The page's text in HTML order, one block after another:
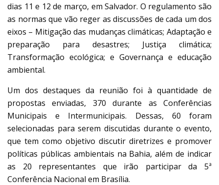
dias 11 e 12 de março, em Salvador. O regulamento são
as normas que vão reger as discussões de cada um dos
eixos – Mitigação das mudanças climáticas; Adaptação e
preparação para desastres; Justiça climática;
Transformação ecológica; e Governança e educação
ambiental.
Um dos destaques da reunião foi à quantidade de
propostas enviadas, 370 durante as Conferências
Municipais e Intermunicipais. Dessas, 60 foram
selecionadas para serem discutidas durante o evento,
que tem como objetivo discutir diretrizes e promover
políticas públicas ambientais na Bahia, além de indicar
as 20 representantes que irão participar da 5ª
Conferência Nacional em Brasília.